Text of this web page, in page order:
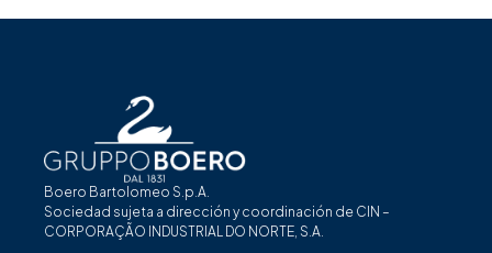
Boero Bartolomeo S.p.A.
Sociedad sujeta a dirección y coordinación de CIN –
CORPORAÇÃO INDUSTRIAL DO NORTE, S.A.